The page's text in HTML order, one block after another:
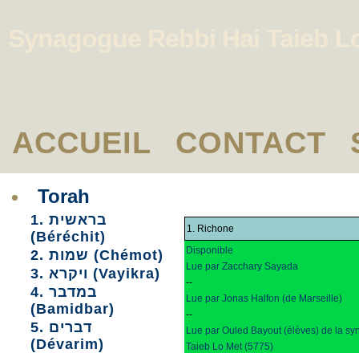
ACCUEIL CONTACT
Torah
1. בראשית
(Béréchit)
2. שמות (Chémot)
3. ויקרא (Vayikra)
4. במדבר
(Bamidbar)
5. דברים
(Dévarim)
1. Richone
Disponible
Lue par Zacchary Sayada
--
Lue par Jonas Halfon (de Marseille)
--
Lue par Ouled Bayout (élèves) de la
Taieb Lo Met (5775)